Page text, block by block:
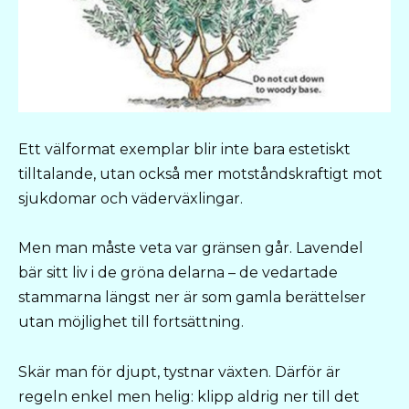
Ett välformat exemplar blir inte bara estetiskt
tilltalande, utan också mer motståndskraftigt mot
sjukdomar och väderväxlingar.
Men man måste veta var gränsen går. Lavendel
bär sitt liv i de gröna delarna – de vedartade
stammarna längst ner är som gamla berättelser
utan möjlighet till fortsättning.
Skär man för djupt, tystnar växten. Därför är
regeln enkel men helig: klipp aldrig ner till det